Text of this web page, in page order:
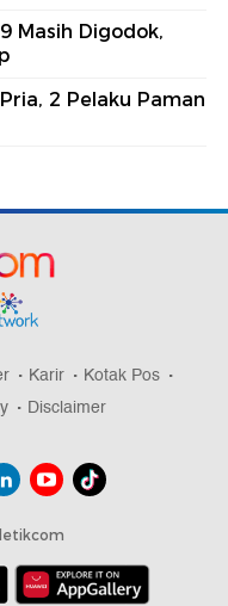
Masih Digodok,
2 Pelaku Paman
Karir
Kotak Pos
Disclaimer